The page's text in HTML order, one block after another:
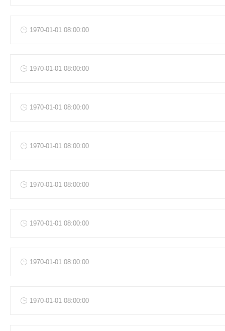
1970-01-01 08:00:00
1970-01-01 08:00:00
1970-01-01 08:00:00
1970-01-01 08:00:00
1970-01-01 08:00:00
1970-01-01 08:00:00
1970-01-01 08:00:00
1970-01-01 08:00:00